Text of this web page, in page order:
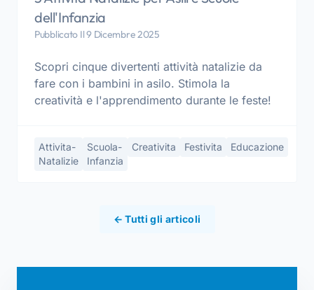
dell'Infanzia
Pubblicato Il 9 Dicembre 2025
Scopri cinque divertenti attività natalizie da
fare con i bambini in asilo. Stimola la
creatività e l'apprendimento durante le feste!
Attivita-
Natalizie
Scuola-
Infanzia
Creativita Festivita Educazione
← Tutti gli articoli